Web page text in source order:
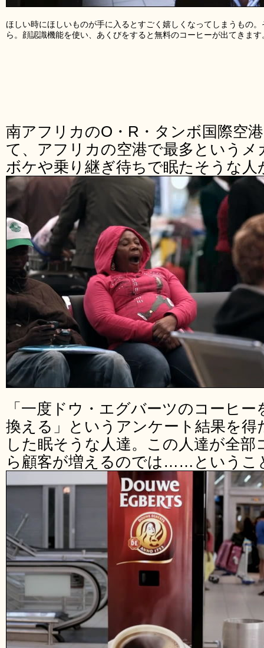
ほしい時にほしいものが手に入るとすごく嬉しくなってしまうもの
ら。顔認識機能を使い、あくびをすると無料のコーヒーが出てきます
南アフリカのO・R・タンボ国際空
て、アフリカの空港で最多という
ボケや乗り継ぎ待ちで眠たそうな
「一度ドウ・エグバーツのコーヒ
換える」というアンケート結果を
した眠そうな人達。この人達が全
ら顧客が増えるのでは……という